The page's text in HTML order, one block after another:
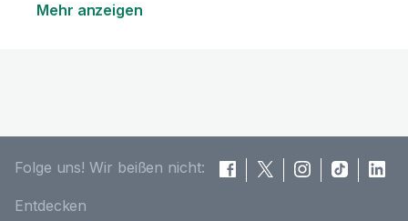
Mehr anzeigen
Folge uns! Wir beißen nicht:
Entdecken